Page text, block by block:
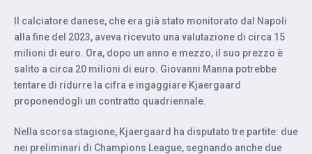
Il calciatore danese, che era già stato monitorato dal Napoli
alla fine del 2023, aveva ricevuto una valutazione di circa 15
milioni di euro. Ora, dopo un anno e mezzo, il suo prezzo è
salito a circa 20 milioni di euro. Giovanni Manna potrebbe
tentare di ridurre la cifra e ingaggiare Kjaergaard
proponendogli un contratto quadriennale.
Nella scorsa stagione, Kjaergaard ha disputato tre partite: due
nei preliminari di Champions League, segnando anche due